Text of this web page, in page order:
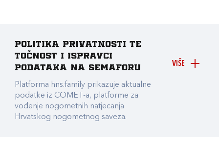
VIŠE
Politika privatnosti te
točnost i ispravci
podataka na Semaforu
Platforma hns.family prikazuje aktualne
podatke iz COMET-a, platforme za
vođenje nogometnih natjecanja
Hrvatskog nogometnog saveza.